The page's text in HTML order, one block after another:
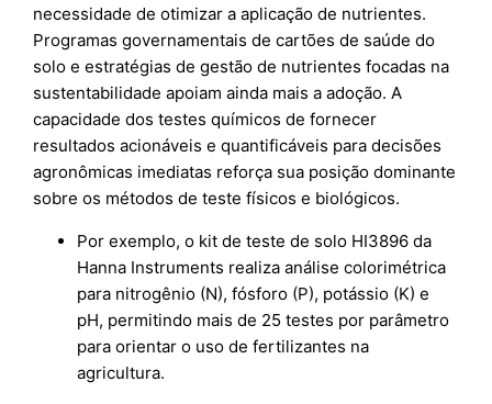
necessidade de otimizar a aplicação de nutrientes.
Programas governamentais de cartões de saúde do
solo e estratégias de gestão de nutrientes focadas na
sustentabilidade apoiam ainda mais a adoção. A
capacidade dos testes químicos de fornecer
resultados acionáveis e quantificáveis para decisões
agronômicas imediatas reforça sua posição dominante
sobre os métodos de teste físicos e biológicos.
Por exemplo, o kit de teste de solo HI3896 da
Hanna Instruments realiza análise colorimétrica
para nitrogênio (N), fósforo (P), potássio (K) e
pH, permitindo mais de 25 testes por parâmetro
para orientar o uso de fertilizantes na
agricultura.